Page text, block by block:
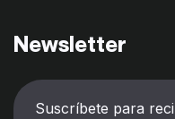
Newsletter
Suscríbete para